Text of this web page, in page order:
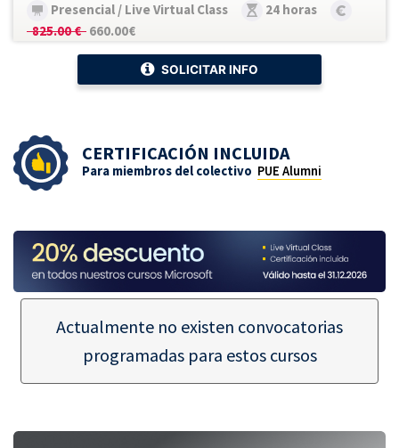
Presencial / Live Virtual Class
24 horas
825.00 € 660.00€
SOLICITAR INFO
CERTIFICACIÓN INCLUIDA
Para miembros del colectivo PUE Alumni
Actualmente no existen convocatorias
programadas para estos cursos